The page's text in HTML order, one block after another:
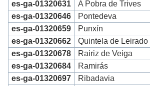
es-ga-01320631
A Pobra de Trives
es-ga-01320646
Pontedeva
es-ga-01320659
Punxín
es-ga-01320662
Quintela de Leirado
es-ga-01320678
Rairiz de Veiga
es-ga-01320684
Ramirás
es-ga-01320697
Ribadavia